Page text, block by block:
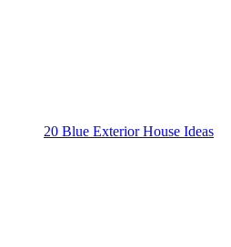
20 Blue Exterior House Ideas